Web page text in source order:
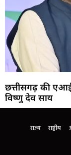
छत्तीसगढ़ की एआई
विष्णु देव साय
राज्य राष्ट्रीय